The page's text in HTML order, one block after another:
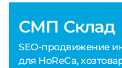
СМП Склад
SEO-продвижение
для HoReCa,